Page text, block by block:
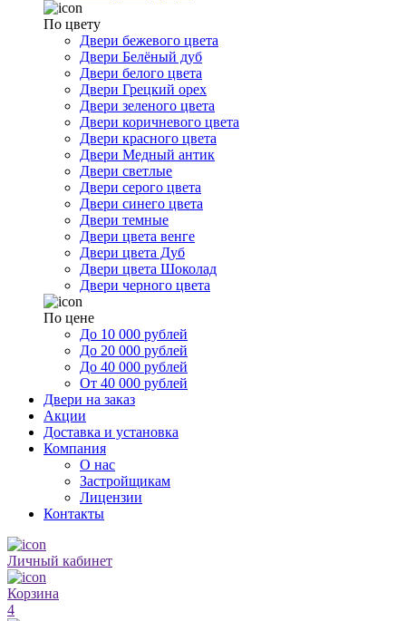
По цвету
Двери бежевого цвета
Двери Белёный дуб
Двери белого цвета
Двери Грецкий орех
Двери зеленого цвета
Двери коричневого цвета
Двери красного цвета
Двери Медный антик
Двери светлые
Двери серого цвета
Двери синего цвета
Двери темные
Двери цвета венге
Двери цвета Дуб
Двери цвета Шоколад
Двери черного цвета
По цене
До 10 000 рублей
До 20 000 рублей
До 40 000 рублей
От 40 000 рублей
Двери на заказ
Акции
Доставка и установка
Компания
О нас
Застройщикам
Лицензии
Контакты
Личный кабинет
Корзина
4